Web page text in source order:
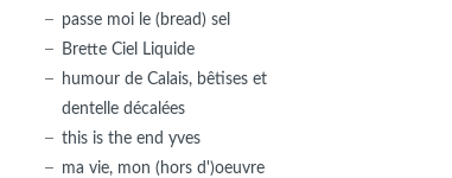
passe moi le (bread) sel
Brette Ciel Liquide
humour de Calais, bêtises et
dentelle décalées
this is the end yves
ma vie, mon (hors d')oeuvre